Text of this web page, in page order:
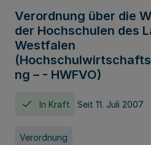
Verordnung über die
der Hochschulen des
Westfalen
ng – - HWFVO)
In Kraft Seit 11. Juli 2007
Verordnung